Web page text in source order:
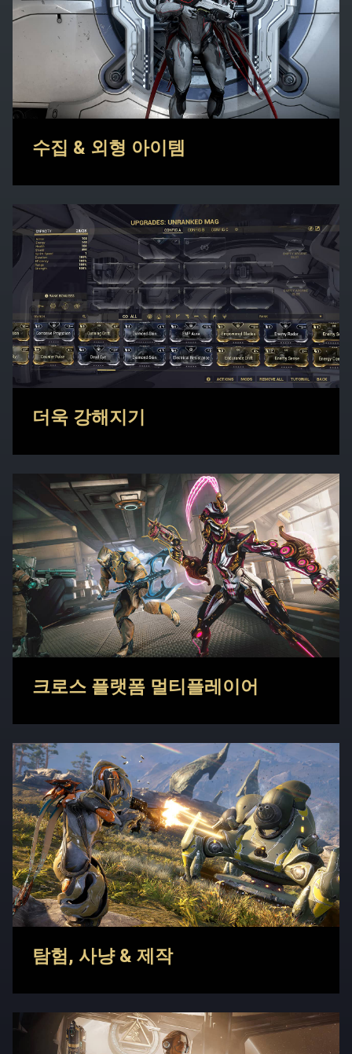
수집 & 외형 아이템
더욱 강해지기
크로스 플랫폼 멀티플레이어
탐험, 사냥 & 제작